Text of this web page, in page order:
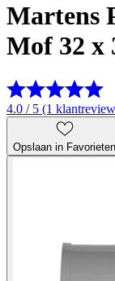
Martens
Mof 32 x
4.0 / 5 (1
Opslaan in Favorieten